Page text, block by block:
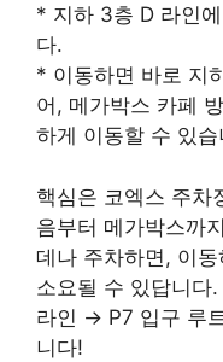
* 지하 3층 D 라인
다.
* 이동하면 바로 지
어, 메가박스 카페
하게 이동할 수 있습
핵심은 코엑스 주차
음부터 메가박스까
데나 주차하면, 이
소요될 수 있답니
라인 → P7 입구 루
니다!